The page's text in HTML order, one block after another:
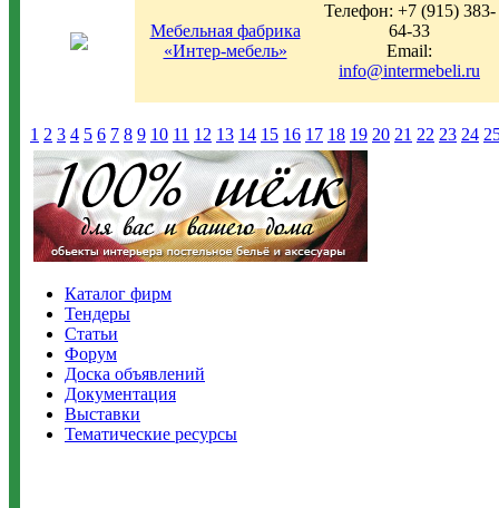
Мебельная фабрика
«Интер-мебель»
Телефон: +7 (915) 383-
64-33
Email:
info@intermebeli.ru
1 2 3 4 5 6 7 8 9 10 11 12 13 14 15 16 17 18 19 20 21 22 23 24
Каталог фирм
Тендеры
Статьи
Форум
Доска объявлений
Документация
Выставки
Тематические ресурсы